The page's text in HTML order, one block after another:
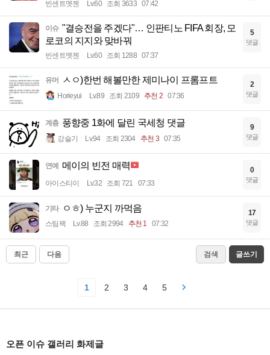
빈센트멧젠 Lv.60 조회 3633 07:42
이슈 "결승전을 주겠다"… 인판티노 FIFA 회장, 모
로코의 지지와 맞바꿔
빈센트멧젠 Lv.60 조회 1288 07:37
5
댓글
유머 ㅅㅇ)한번 해볼만한 제미나이 프롬프트
Horieyui Lv.89 조회 2109 추천 2 07:36
2
댓글
계층 풍향중 1화에 달린 국세청 댓글
강슬기 Lv.94 조회 2304 추천 3 07:35
9
댓글
연예 메이의 빈전 매력
아이스티이 Lv.32 조회 721 07:33
0
댓글
기타 ㅇㅎ) 누군지 까먹음
스팀팩 Lv.88 조회 2994 추천 1 07:32
17
댓글
최근 다음 검색 글쓰기
1 2 3 4 5
오픈 이슈 갤러리 화제글